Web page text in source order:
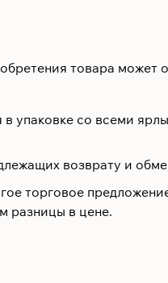
товара может
упаковке со всеми
возврату и
торговое
разницы в цене.